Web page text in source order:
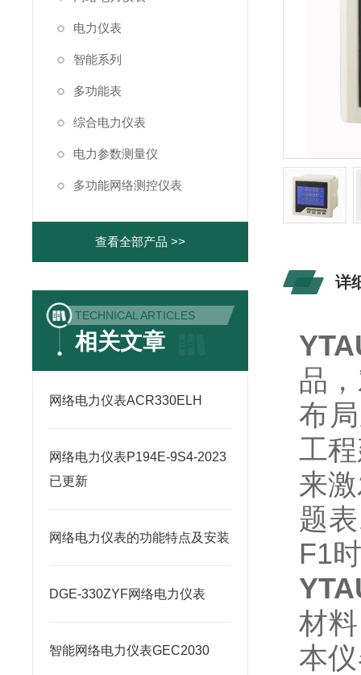
电力仪表
智能系列
多功能表
综合电力仪表
电力参数测量仪
多功能网络测控仪表
查看全部产品 >>
TECHNICAL ARTICLES
相关文章
网络电力仪表ACR330ELH
网络电力仪表P194E-9S4-2023
已更新
网络电力仪表的功能特点及安装
DGE-330ZYF网络电力仪表
智能网络电力仪表GEC2030
详
品
布
工
来
题
F1
材
本